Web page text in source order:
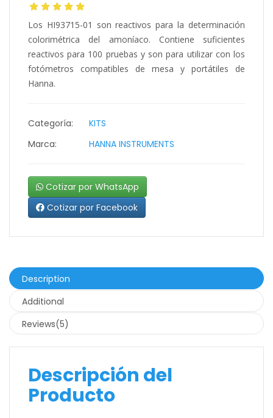
Los HI93715-01 son reactivos para la determinación
colorimétrica del amoníaco. Contiene suficientes
reactivos para 100 pruebas y son para utilizar con los
fotómetros compatibles de mesa y portátiles de
Hanna.
Categoría:
KITS
Marca:
HANNA INSTRUMENTS
Cotizar por WhatsApp
Cotizar por Facebook
Description
Additional
Reviews(5)
Descripción del
Producto